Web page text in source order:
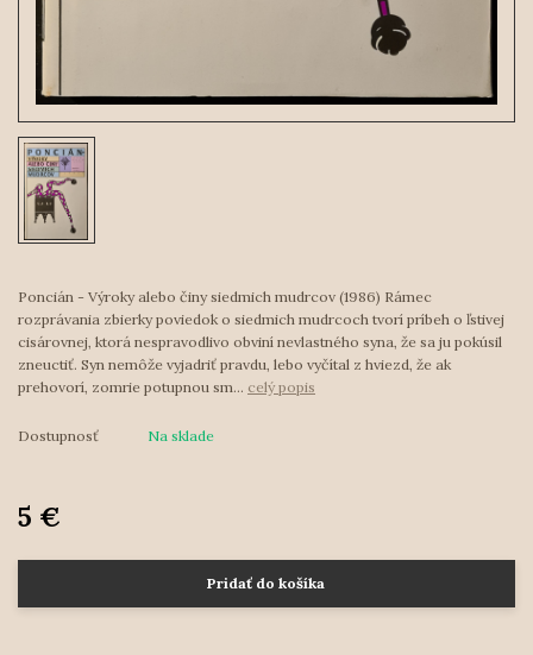
Poncián - Výroky alebo činy siedmich mudrcov (1986) Rámec
rozprávania zbierky poviedok o siedmich mudrcoch tvorí príbeh o ľstivej
cisárovnej, ktorá nespravodlivo obviní nevlastného syna, že sa ju pokúsil
zneuctiť. Syn nemôže vyjadriť pravdu, lebo vyčítal z hviezd, že ak
prehovorí, zomrie potupnou sm... celý popis
Dostupnosť Na sklade
5 €
Pridať do košíka